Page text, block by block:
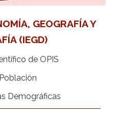
GEOGRAFÍA Y
(IEGD)
de OPIS
Demográficas